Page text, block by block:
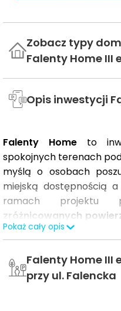
Zobacz typy
Falenty Home III
Opis inwestycji
Falenty Home to
spokojnych terenach
myślą o osobach
miejską dostępnością
ramach projektu
zróżnicowanych
m², odpowiadających
Zastosowanie
pompy ciepła,
Pokaż cały opis
Falenty Home
przy ul. Falencka